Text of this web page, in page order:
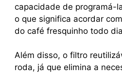
capacidade de programá-
o que significa acordar
do café fresquinho todo
Além disso, o filtro
roda, já que elimina a